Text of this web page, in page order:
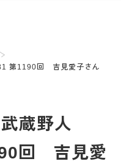
第1190回 吉見愛子さん
武蔵野人
回 吉見愛